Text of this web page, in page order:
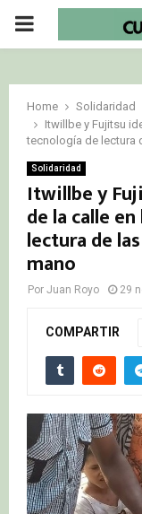
PRIMARY
Home
Solidaridad
Itwillbe y Fujitsu
tecnología de lectura
Solidaridad
Itwillbe y
de la calle
lectura de
mano
Por Juan Royo 29
COMPARTIR